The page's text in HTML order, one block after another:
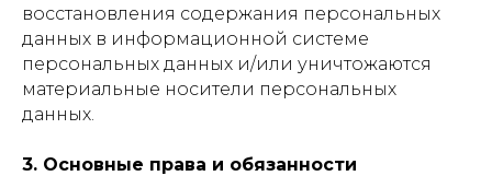
восстановления содержания персональных
данных в информационной системе
персональных данных и/или уничтожаются
материальные носители персональных
данных.
3. Основные права и обязанности